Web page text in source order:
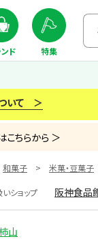
ド 特集
いて ＞
こちらから ＞
和菓子 米菓・豆菓子
ショップ 阪神食品
山